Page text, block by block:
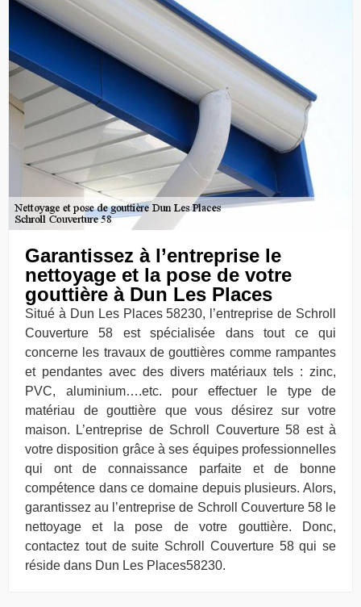
Garantissez à l’entreprise le
nettoyage et la pose de votre
gouttière à Dun Les Places
Situé à Dun Les Places 58230, l’entreprise de Schroll
Couverture 58 est spécialisée dans tout ce qui
concerne les travaux de gouttières comme rampantes
et pendantes avec des divers matériaux tels : zinc,
PVC, aluminium….etc. pour effectuer le type de
matériau de gouttière que vous désirez sur votre
maison. L’entreprise de Schroll Couverture 58 est à
votre disposition grâce à ses équipes professionnelles
qui ont de connaissance parfaite et de bonne
compétence dans ce domaine depuis plusieurs. Alors,
garantissez au l’entreprise de Schroll Couverture 58 le
nettoyage et la pose de votre gouttière. Donc,
contactez tout de suite Schroll Couverture 58 qui se
réside dans Dun Les Places58230.